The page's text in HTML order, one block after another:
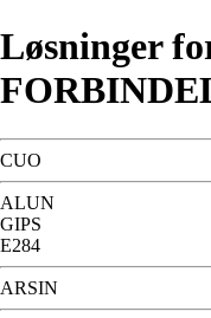
Løsninger
CUO
ALUN
GIPS
E284
ARSIN